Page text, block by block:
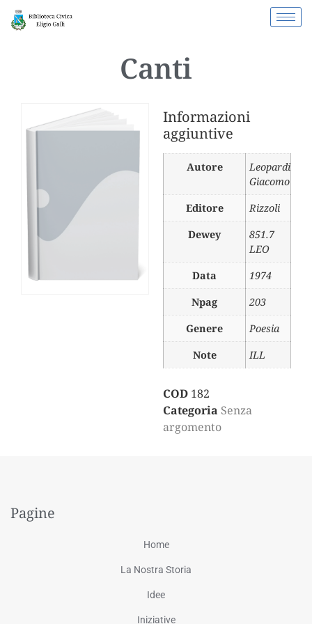
Canti
Informazioni
aggiuntive
Autore
Leopardi
Giacomo
Editore
Rizzoli
Dewey
851.7
LEO
Data
1974
Npag
203
Genere
Poesia
Note
ILL
COD 182
Categoria Senza
argomento
Pagine
Home
La Nostra Storia
Idee
Iniziative